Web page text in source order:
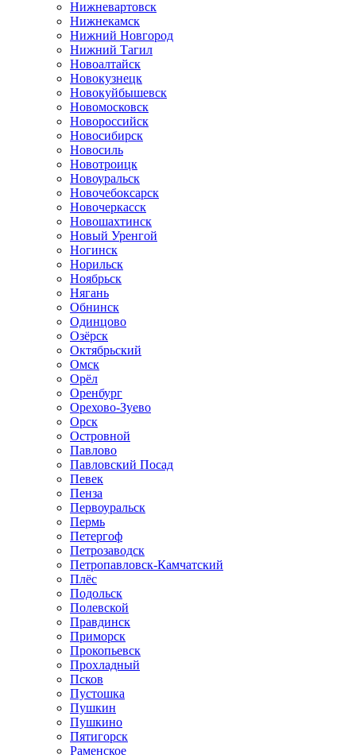
Нижневартовск
Нижнекамск
Нижний Новгород
Нижний Тагил
Новоалтайск
Новокузнецк
Новокуйбышевск
Новомосковск
Новороссийск
Новосибирск
Новосиль
Новотроицк
Новоуральск
Новочебоксарск
Новочеркасск
Новошахтинск
Новый Уренгой
Ногинск
Норильск
Ноябрьск
Нягань
Обнинск
Одинцово
Озёрск
Октябрьский
Омск
Орёл
Оренбург
Орехово-Зуево
Орск
Островной
Павлово
Павловский Посад
Певек
Пенза
Первоуральск
Пермь
Петергоф
Петрозаводск
Петропавловск-Камчатский
Плёс
Подольск
Полевской
Правдинск
Приморск
Прокопьевск
Прохладный
Псков
Пустошка
Пушкин
Пушкино
Пятигорск
Раменское